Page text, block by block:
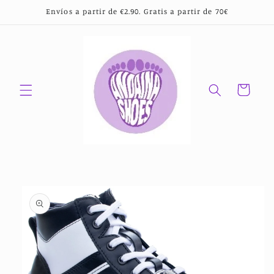
directamenteEnvíos a partir de €2.90. Gratis a partir de 70€
Carrito
información
del producto